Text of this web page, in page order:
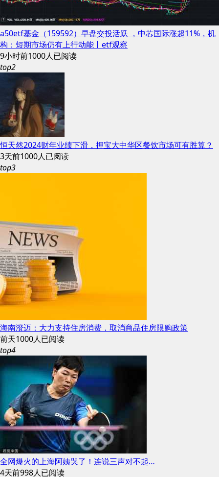
a50etf基金（159592）早盘交投活跃 ，中芯国际涨超11%，机
构：短期市场仍有上行动能丨etf观察
9小时前1000人已阅读
top2
恒天然2024财年业绩下滑，押宝大中华区餐饮市场可有胜算？
3天前1000人已阅读
top3
海南澄迈：大力支持住房消费，取消商品住房限购政策
前天1000人已阅读
top4
全网爆火的上海阿姨哭了！连说三声对不起…
4天前998人已阅读